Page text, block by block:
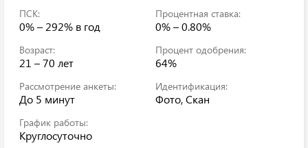
ПСК:
0% – 292% в год
Процентная ставка:
0% – 0.80%
Возраст:
21 – 70 лет
Процент одобрения:
64%
Рассмотрение анкеты:
До 5 минут
Идентификация:
Фото, Скан
График работы:
Круглосуточно